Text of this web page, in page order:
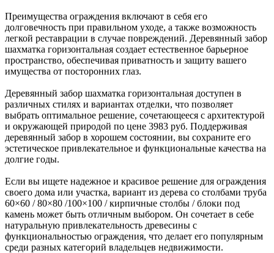
Преимущества ограждения включают в себя его
долговечность при правильном уходе, а также возможность
легкой реставрации в случае повреждений. Деревянный забор
шахматка горизонтальная создает естественное барьерное
пространство, обеспечивая приватность и защиту вашего
имущества от посторонних глаз.
Деревянный забор шахматка горизонтальная доступен в
различных стилях и вариантах отделки, что позволяет
выбрать оптимальное решение, сочетающееся с архитектурой
и окружающей природой по цене 3983 руб. Поддерживая
деревянный забор в хорошем состоянии, вы сохраните его
эстетическое привлекательное и функциональные качества на
долгие годы.
Если вы ищете надежное и красивое решение для ограждения
своего дома или участка, вариант из дерева со столбами труба
60×60 / 80×80 /100×100 / кирпичные столбы / блоки под
камень может быть отличным выбором. Он сочетает в себе
натуральную привлекательность древесины с
функциональностью ограждения, что делает его популярным
среди разных категорий владельцев недвижимости.